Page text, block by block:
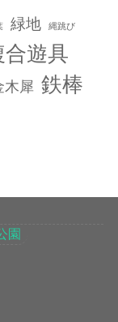
緑地 縄跳び
合遊具
木犀 鉄棒
園